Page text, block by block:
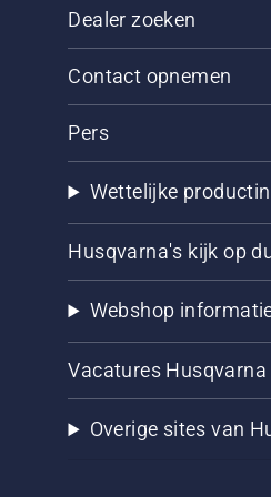
Dealer zoeken
Contact opnemen
Pers
Wettelijke
Husqvarna's kijk op
Webshop
Vacatures Husqvarna
Overige sites van